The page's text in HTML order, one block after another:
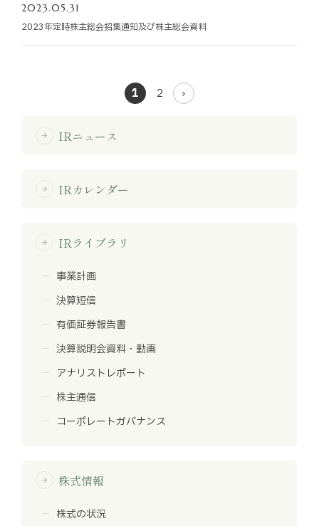
2023.05.31
2023年定時株主総会招集通知及び株主総会資料
1 2
arrow_forward IRニュース
arrow_forward IRカレンダー
arrow_forward IRライブラリ
事業計画
決算短信
有価証券報告書
決算説明会資料・動画
アナリストレポート
株主通信
コーポレートガバナンス
arrow_forward 株式情報
株式の状況